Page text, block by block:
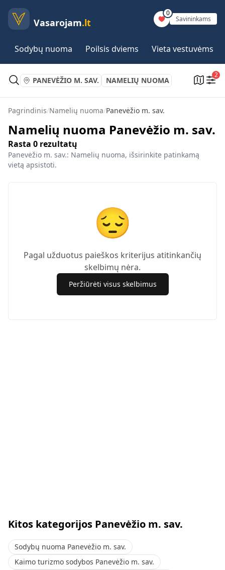
Vasarojam.lt
0
Savininkams
Sodybų nuoma Poilsis dviems Vieta vestuvėms
PANEVĖŽIO M. SAV. NAMELIŲ NUOMA
2
Pagrindinis/Namelių nuoma/Panevėžio m. sav.
Namelių nuoma Panevėžio m. sav.
Rasta 0 rezultatų
Panevėžio m. sav.: Namelių nuoma, išsirinkite patinkamą
vietą apsistoti.
😔
Pagal užduotus paieškos kriterijus atitinkančių
skelbimų nėra.
Peržiūrėti visus skelbimus
Kitos kategorijos Panevėžio m. sav.
Sodybų nuoma Panevėžio m. sav.
Kaimo turizmo sodybos Panevėžio m. sav.